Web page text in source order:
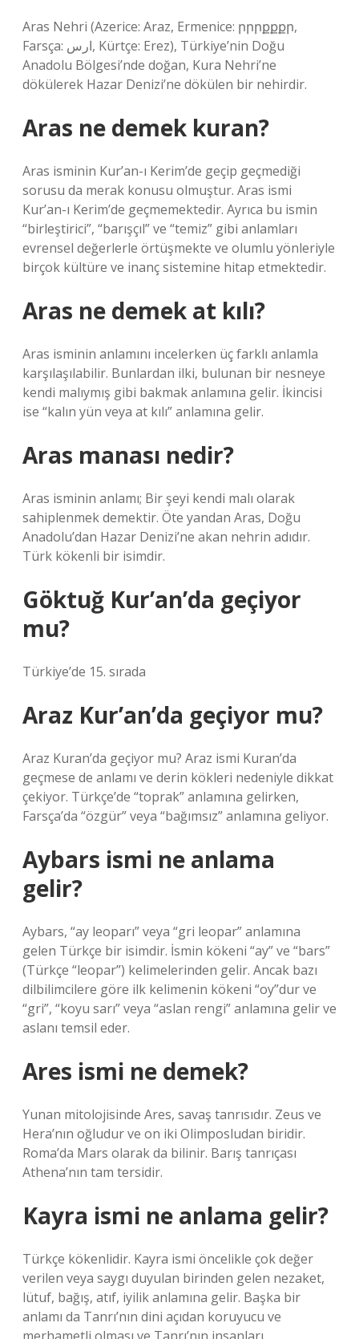
Aras Nehri (Azerice: Araz, Ermenice: րրրքքքր,
Farsça: ارس, Kürtçe: Erez), Türkiye’nin Doğu
Anadolu Bölgesi’nde doğan, Kura Nehri’ne
dökülerek Hazar Denizi’ne dökülen bir nehirdir.
Aras ne demek kuran?
Aras isminin Kur’an-ı Kerim’de geçip geçmediği
sorusu da merak konusu olmuştur. Aras ismi
Kur’an-ı Kerim’de geçmemektedir. Ayrıca bu ismin
“birleştirici”, “barışçıl” ve “temiz” gibi anlamları
evrensel değerlerle örtüşmekte ve olumlu yönleriyle
birçok kültüre ve inanç sistemine hitap etmektedir.
Aras ne demek at kılı?
Aras isminin anlamını incelerken üç farklı anlamla
karşılaşılabilir. Bunlardan ilki, bulunan bir nesneye
kendi malıymış gibi bakmak anlamına gelir. İkincisi
ise “kalın yün veya at kılı” anlamına gelir.
Aras manası nedir?
Aras isminin anlamı; Bir şeyi kendi malı olarak
sahiplenmek demektir. Öte yandan Aras, Doğu
Anadolu’dan Hazar Denizi’ne akan nehrin adıdır.
Türk kökenli bir isimdir.
Göktuğ Kur’an’da geçiyor
mu?
Türkiye’de 15. sırada
Araz Kur’an’da geçiyor mu?
Araz Kuran’da geçiyor mu? Araz ismi Kuran’da
geçmese de anlamı ve derin kökleri nedeniyle dikkat
çekiyor. Türkçe’de “toprak” anlamına gelirken,
Farsça’da “özgür” veya “bağımsız” anlamına geliyor.
Aybars ismi ne anlama
gelir?
Aybars, “ay leoparı” veya “gri leopar” anlamına
gelen Türkçe bir isimdir. İsmin kökeni “ay” ve “bars”
(Türkçe “leopar”) kelimelerinden gelir. Ancak bazı
dilbilimcilere göre ilk kelimenin kökeni “oy”dur ve
“gri”, “koyu sarı” veya “aslan rengi” anlamına gelir ve
aslanı temsil eder.
Ares ismi ne demek?
Yunan mitolojisinde Ares, savaş tanrısıdır. Zeus ve
Hera’nın oğludur ve on iki Olimposludan biridir.
Roma’da Mars olarak da bilinir. Barış tanrıçası
Athena’nın tam tersidir.
Kayra ismi ne anlama gelir?
Türkçe kökenlidir. Kayra ismi öncelikle çok değer
verilen veya saygı duyulan birinden gelen nezaket,
lütuf, bağış, atıf, iyilik anlamına gelir. Başka bir
anlamı da Tanrı’nın dini açıdan koruyucu ve